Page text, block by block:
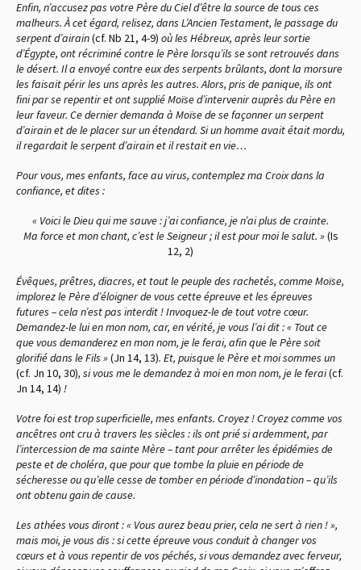
Enfin, n’accusez pas votre Père du Ciel d’être la source de tous ces
malheurs. À cet égard, relisez, dans L’Ancien Testament, le passage du
serpent d’airain(cf. Nb 21, 4-9) où les Hébreux, après leur sortie
d’Égypte, ont récriminé contre le Père lorsqu’ils se sont retrouvés dans
le désert. Il a envoyé contre eux des serpents brûlants, dont la morsure
les faisait périr les uns après les autres. Alors, pris de panique, ils ont
fini par se repentir et ont supplié Moïse d’intervenir auprès du Père en
leur faveur. Ce dernier demanda à Moïse de se façonner un serpent
d’airain et de le placer sur un étendard. Si un homme avait était mordu,
il regardait le serpent d’airain et il restait en vie…
Pour vous, mes enfants, face au virus, contemplez ma Croix dans la
confiance, et dites :
« Voici le Dieu qui me sauve : j’ai confiance, je n’ai plus de crainte.
Ma force et mon chant, c’est le Seigneur ; il est pour moi le salut. »(Is
12, 2)
Évêques, prêtres, diacres, et tout le peuple des rachetés, comme Moïse,
implorez le Père d’éloigner de vous cette épreuve et les épreuves
futures – cela n’est pas interdit ! Invoquez-le de tout votre cœur.
Demandez-le lui en mon nom, car, en vérité, je vous l’ai dit : « Tout ce
que vous demanderez en mon nom, je le ferai, afin que le Père soit
glorifié dans le Fils »(Jn 14, 13). Et, puisque le Père et moi sommes un
(cf. Jn 10, 30), si vous me le demandez à moi en mon nom, je le ferai(cf.
Jn 14, 14) !
Votre foi est trop superficielle, mes enfants. Croyez ! Croyez comme vos
ancêtres ont cru à travers les siècles : ils ont prié si ardemment, par
l’intercession de ma sainte Mère – tant pour arrêter les épidémies de
peste et de choléra, que pour que tombe la pluie en période de
sécheresse ou qu’elle cesse de tomber en période d’inondation – qu’ils
ont obtenu gain de cause.
Les athées vous diront : « Vous aurez beau prier, cela ne sert à rien ! »,
mais moi, je vous dis : si cette épreuve vous conduit à changer vos
cœurs et à vous repentir de vos péchés, si vous demandez avec ferveur,